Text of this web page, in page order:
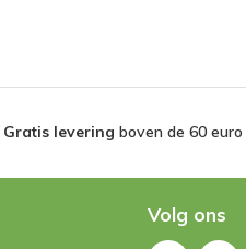
Gratis levering boven de 60
Volg ons